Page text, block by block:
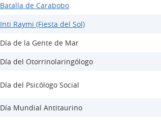
Batalla de Carabobo
Inti Raymi (Fiesta del Sol)
Día de la Gente de Mar
Día del Otorrinolaringólogo
Día del Psicólogo Social
Día Mundial Antitaurino